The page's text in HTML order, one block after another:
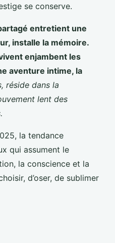
se conserve.
entretient une
installe la mémoire.
enjambent les
aventure intime, la
réside dans la
lent des
la tendance
qui assument le
la conscience et la
d’oser, de sublimer